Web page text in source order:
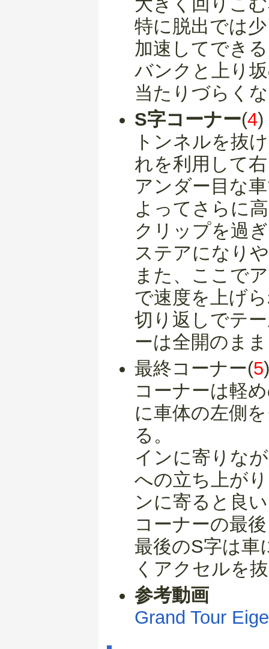
特に脱出では
加速してでき
バンクと上り
当たりづらく
S字コーナー(4)
トンネルを抜
れを利用して
アンダー目な
よってさらに
クリップを過
ステアになり
また、ここで
で速度を上げ
切り返しでテ
ーは全開のま
最終コーナー(5)
コーナーは軽
に車体の左側
る。
インに寄りな
への立ち上が
ンに寄ると良
コーナーの最
最後のS字は車
くアクセルを
参考動画
Grand Tour